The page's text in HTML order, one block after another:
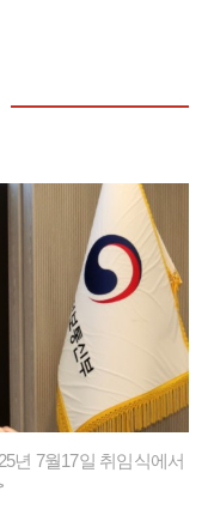
년 7월17일 취임식에서